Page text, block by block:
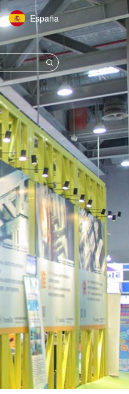
España